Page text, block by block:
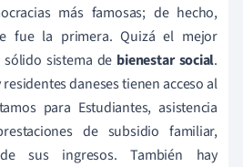
más famosas; de hecho,
fue la primera. Quizá el mejor
sistema de bienestar social.
daneses tienen acceso al
para Estudiantes, asistencia
de subsidio familiar,
de sus ingresos. También hay